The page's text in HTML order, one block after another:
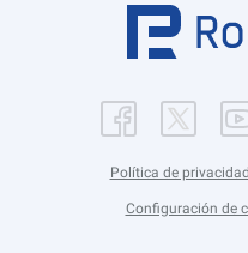
Política de privacidad
Configuración de